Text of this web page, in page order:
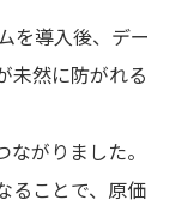
を導入後、デー
未然に防がれる
がりました。
ることで、原価